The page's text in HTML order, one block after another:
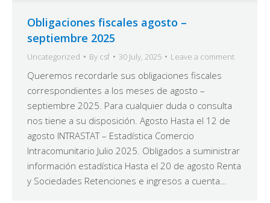
Obligaciones fiscales agosto –
septiembre 2025
Uncategorized By csf 30 July, 2025 Leave a comment
Queremos recordarle sus obligaciones fiscales
correspondientes a los meses de agosto –
septiembre 2025. Para cualquier duda o consulta
nos tiene a su disposición. Agosto Hasta el 12 de
agosto INTRASTAT – Estadística Comercio
Intracomunitario Julio 2025. Obligados a suministrar
información estadística Hasta el 20 de agosto Renta
y Sociedades Retenciones e ingresos a cuenta…